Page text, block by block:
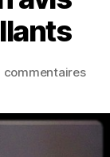
commentairessur